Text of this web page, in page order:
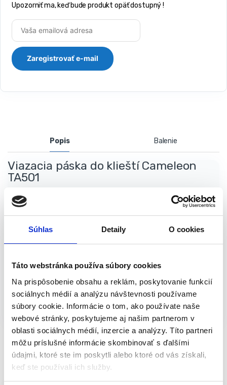
Súhlas Detaily O cookies
Táto webstránka používa súbory cookies
Na prispôsobenie obsahu a reklám, poskytovanie funkcií
sociálnych médií a analýzu návštevnosti používame
súbory cookie. Informácie o tom, ako používate naše
webové stránky, poskytujeme aj našim partnerom v
oblasti sociálnych médií, inzercie a analýzy. Títo partneri
môžu príslušné informácie skombinovať s ďalšími
údajmi, ktoré ste im poskytli alebo ktoré od vás získali,
keď ste používali ich služby.
Upozorniť ma, keď bude produkt opäť dostupný !
Popis Balenie
Viazacia páska do klieští Cameleon
TA501
Páska je vhodná do viazacích klieští Cameleon SP500.
Parametre:
Hmotnosť: 0,06 kg
Farba: zelená
Katalógové číslo:S-217893 Kategória:Štepenie
stromov
Značky:STREND PRO,viazacia páska,Výpredaj
- Záhrada